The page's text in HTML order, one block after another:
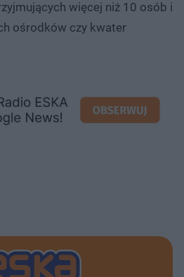
więcej niż 10 osób i
ośrodków czy kwater